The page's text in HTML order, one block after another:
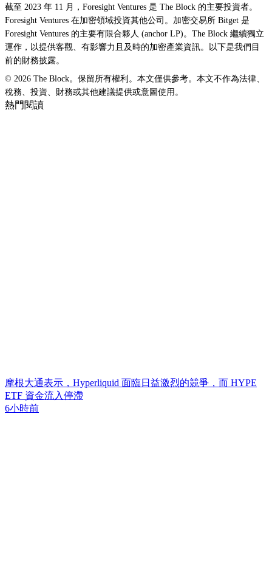
截至 2023 年 11 月，Foresight Ventures 是 The Block 的主要投資者。
Foresight Ventures 在加密領域投資其他公司。加密交易所 Bitget 是
Foresight Ventures 的主要有限合夥人 (anchor LP)。The Block 繼續獨立
運作，以提供客觀、有影響力且及時的加密產業資訊。以下是我們目
前的財務披露。
© 2026 The Block。保留所有權利。本文僅供參考。本文不作為法律、
稅務、投資、財務或其他建議提供或意圖使用。
熱門閱讀
摩根大通表示，Hyperliquid 面臨日益激烈的競爭，而 HYPE
ETF 資金流入停滯
6小時前